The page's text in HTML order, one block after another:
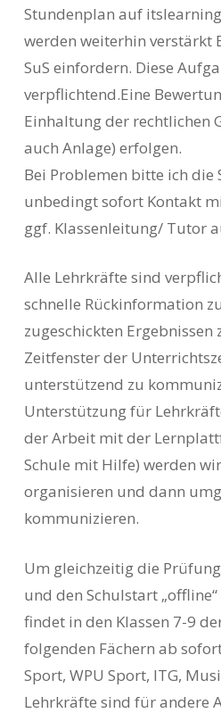
Stundenplan auf
werden weiterhin verstärkt
SuS einfordern. Diese
verpflichtend.Eine
Einhaltung der rechtlichen
auch Anlage) erfolgen.
Bei Problemen bitte ich die
unbedingt sofort Kontakt
ggf. Klassenleitung/ Tutor
Alle Lehrkräfte sind
schnelle Rückinformation
zugeschickten Ergebnissen
Zeitfenster der
unterstützend zu
Unterstützung für
der Arbeit mit der
Schule mit Hilfe) werden
organisieren und dann
kommunizieren.
Um gleichzeitig die
und den Schulstart
findet in den Klassen 7-9
folgenden Fächern ab
Sport, WPU Sport, ITG,
Lehrkräfte sind für andere